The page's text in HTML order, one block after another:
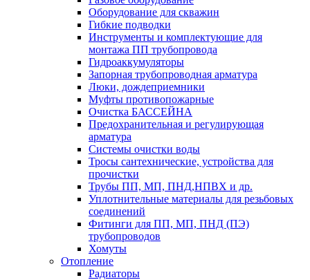
Оборудование для скважин
Гибкие подводки
Инструменты и комплектующие для
монтажа ПП трубопровода
Гидроаккумуляторы
Запорная трубопроводная арматура
Люки, дождеприемники
Муфты противопожарные
Очистка БАССЕЙНА
Предохранительная и регулирующая
арматура
Системы очистки воды
Тросы сантехнические, устройства для
прочистки
Трубы ПП, МП, ПНД,НПВХ и др.
Уплотнительные материалы для резьбовых
соединений
Фитинги для ПП, МП, ПНД (ПЭ)
трубопроводов
Хомуты
Отопление
Радиаторы